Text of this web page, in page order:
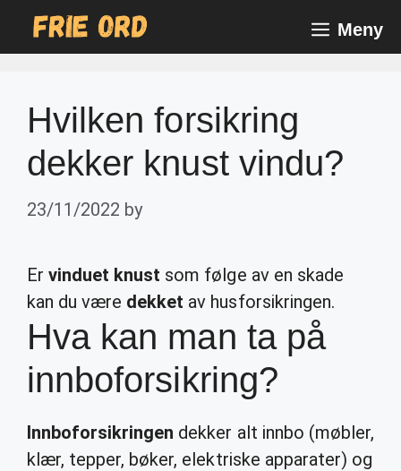
Meny
Hvilken forsikring
dekker knust vindu?
23/11/2022 by
Ervinduet knust som følge av en skade
kan du være dekket av husforsikringen.
Hva kan man ta på
innboforsikring?
Innboforsikringen dekker alt innbo (møbler,
klær, tepper, bøker, elektriske apparater) og